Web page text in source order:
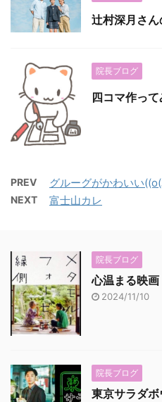
辻村深月さん
院長ブログ
四コマ作って
PREV グルーグがかわいい
NEXT 富士山カレ
院長ブログ
心温まる映画
2024/11/10
院長ブログ
東京サラダボ